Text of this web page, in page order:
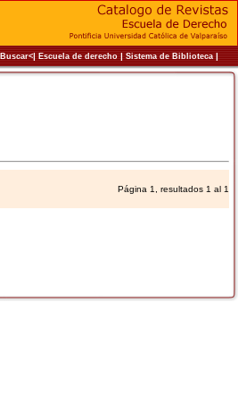
|Escuela de derecho|Sistema de Biblioteca|
Página 1, resultados 1 al 1